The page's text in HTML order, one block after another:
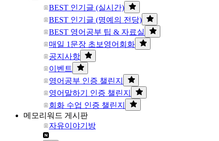
BEST 인기글 (실시간)
BEST 인기글 (명예의 전당)
BEST 영어공부 팁 & 자료실
매일 1문장 초보영어회화
공지사항
이벤트
영어공부 인증 챌린지
영어말하기 인증 챌린지
회화 수업 인증 챌린지
메모리워드 게시판
자유이야기방